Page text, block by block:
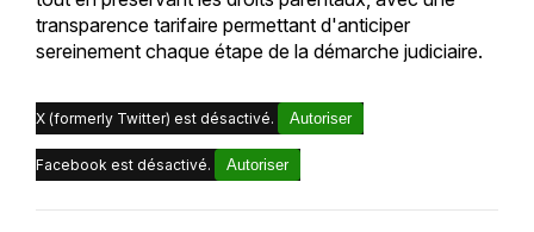
transparence tarifaire permettant d'anticiper
sereinement chaque étape de la démarche judiciaire.
X (formerly Twitter) est désactivé. Autoriser
Facebook est désactivé. Autoriser